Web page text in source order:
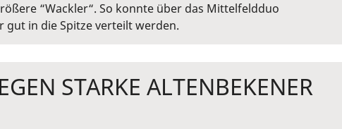
“Wackler“. So konnte über das Mittelfeldduo
gut in die Spitze verteilt werden.
STARKE ALTENBEKENER